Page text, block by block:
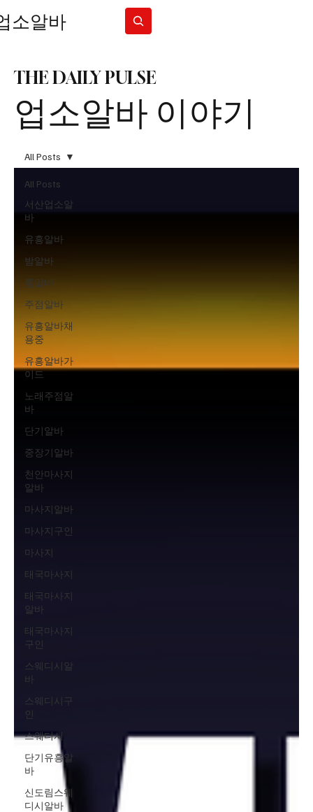
소알바
업소알바 이야기
THE DAILY PULSE
All Posts
서산업소알
바
유흥알바
밤알바
룸알바
주점알바
유흥알바채
용중
유흥알바가
이드
노래주점알
바
단기알바
중장기알바
천안마사지
알바
마사지알바
마사지구인
마사지
태국마사지
태국마사지
알바
태국마사지
구인
스웨디시알
바
스웨디시구
인
스웨디시
단기유흥알
바
신도림스웨
디시알바
All Posts